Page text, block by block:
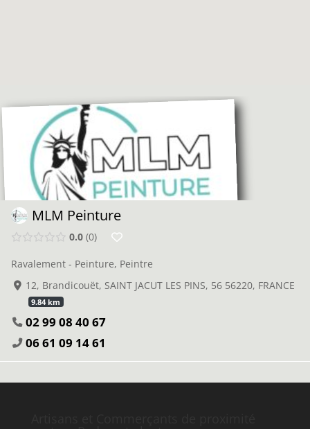
MLM Peinture
0.0 0
Ravalement - Peinture, Peintre
12, Brandicouët, SAINT JACUT LES PINS, 56 56220, FRANCE
9.84 km
02 99 08 40 67
06 61 09 14 61